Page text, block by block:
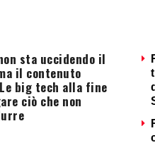
sta uccidendo il
il contenuto
big tech alla fine
ciò che non